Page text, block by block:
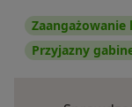
Zaangażowanie
Przyjazny